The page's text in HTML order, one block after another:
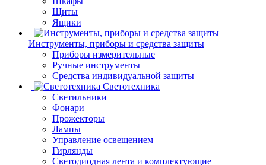
Щиты
Ящики
Инструменты, приборы и средства защиты
Приборы измерительные
Ручные инструменты
Средства индивидуальной защиты
Светотехника
Светильники
Фонари
Прожекторы
Лампы
Управление освещением
Гирлянды
Светодиодная лента и комплектующие